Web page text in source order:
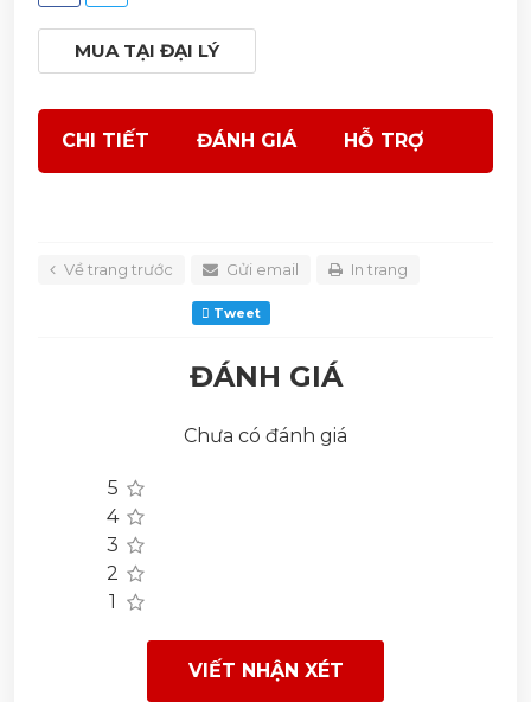
MUA TẠI ĐẠI LÝ
CHI TIẾT ĐÁNH GIÁ HỖ TRỢ
Về trang trước Gửi email In trang
Tweet
ĐÁNH GIÁ
Chưa có đánh giá
5
4
3
2
1
VIẾT NHẬN XÉT